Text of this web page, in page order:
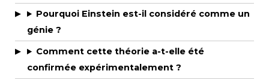
Pourquoi Einstein est-il considéré comme un
génie ?
Comment cette théorie a-t-elle été
confirmée expérimentalement ?